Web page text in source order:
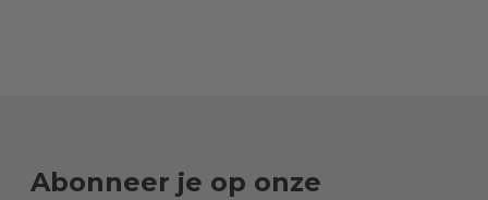
Abonneer je op onze